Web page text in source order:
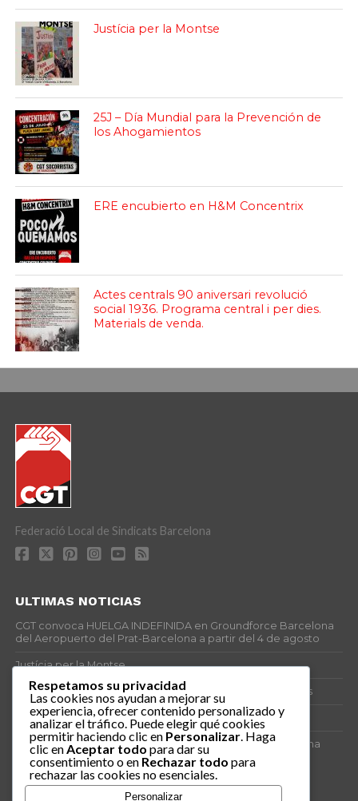
Justícia per la Montse
25J – Día Mundial para la Prevención de
los Ahogamientos
ERE encubierto en H&M Concentrix
Actes centrals 90 aniversari revolució
social 1936. Programa central i per dies.
Materials de venda.
Federació Local de Sindicats Barcelona
ULTIMAS NOTICIAS
CGT convoca HUELGA INDEFINIDA en Groundforce Barcelona
del Aeropuerto del Prat-Barcelona a partir del 4 de agosto
Justícia per la Montse
25J – Día Mundial para la Prevención de los Ahogamientos
ERE encubierto en H&M Concentrix
Actes centrals 90 aniversari revolució social 1936. Programa
central i per dies. Materials de venda.
Respetamos su privacidad
Las cookies nos ayudan a mejorar su
experiencia, ofrecer contenido personalizado y
analizar el tráfico. Puede elegir qué cookies
permitir haciendo clic en Personalizar . Haga
clic en Aceptar todo para dar su
consentimiento o en Rechazar todo para
rechazar las cookies no esenciales.
Personalizar